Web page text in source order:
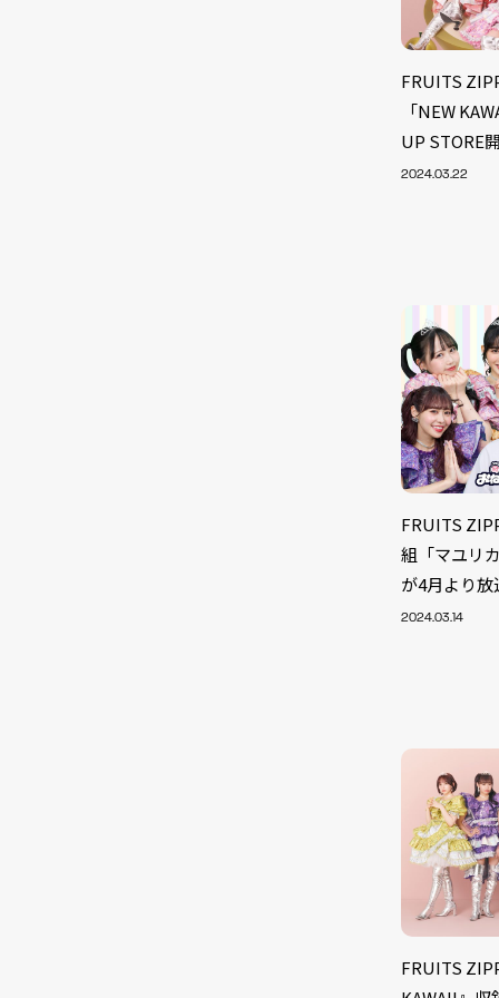
FRUITS
「NEW
UP STORE
2024.03.22
FRUITS
組「マユリ
が4月より放
2024.03.14
FRUITS